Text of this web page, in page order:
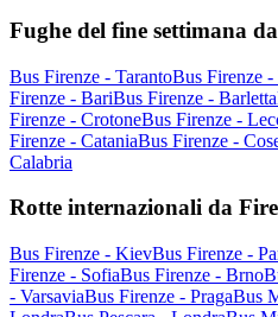
Fughe del fine settimana
Bus Firenze - TarantoBus Firenze
Firenze - BariBus Firenze - Barletta
Firenze - CrotoneBus Firenze -
Firenze - CataniaBus Firenze -
Calabria
Rotte internazionali da
Bus Firenze - KievBus Firenze -
Firenze - SofiaBus Firenze - Brno
- VarsaviaBus Firenze - PragaBus